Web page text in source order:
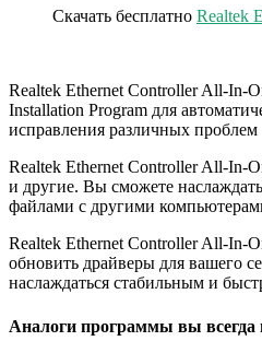
Скачать бесплатно Realtek
Realtek Ethernet Controller All-In-
Installation Program для
исправления различных
Realtek Ethernet Controller All-In-
и другие. Вы сможете
файлами с другими
Realtek Ethernet Controller All-In-
обновить драйверы для вашего
наслаждаться стабильным и
Аналоги программы вы